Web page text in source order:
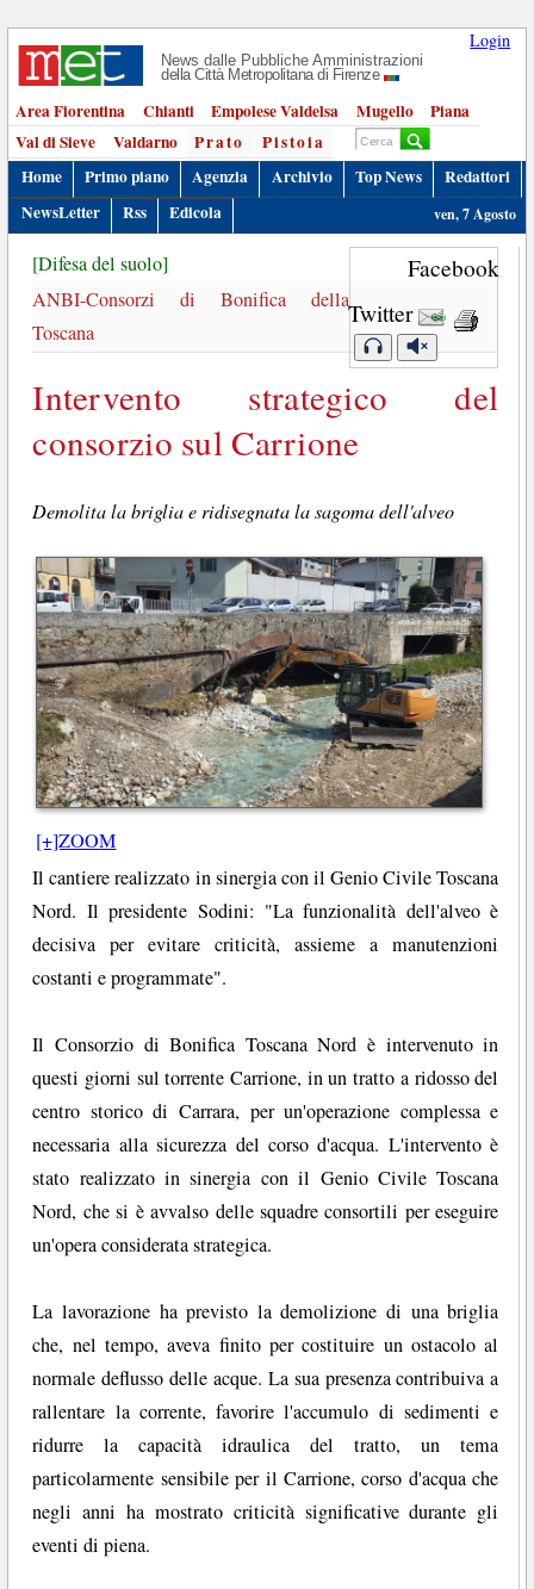
Login
News dalle Pubbliche Amministrazioni
della Città Metropolitana di Firenze
Area Fiorentina Chianti Empolese Valdelsa Mugello
Piana
Val di Sieve
Valdarno Prato
Pistoia
Home
Primo piano Agenzia Archivio Top News
Redattori
NewsLetter
Rss Edicola ven, 7 Agosto
Facebook
Twitter
[Difesa del suolo]
ANBI-Consorzi di Bonifica della
Toscana
Intervento strategico del
consorzio sul Carrione
Demolita la briglia e ridisegnata la sagoma dell'alveo
[+]ZOOM
Il cantiere realizzato in sinergia con il Genio Civile Toscana
Nord. Il presidente Sodini: "La funzionalità dell'alveo è
decisiva per evitare criticità, assieme a manutenzioni
costanti e programmate".
Il Consorzio di Bonifica Toscana Nord è intervenuto in
questi giorni sul torrente Carrione, in un tratto a ridosso del
centro storico di Carrara, per un'operazione complessa e
necessaria alla sicurezza del corso d'acqua. L'intervento è
stato realizzato in sinergia con il Genio Civile Toscana
Nord, che si è avvalso delle squadre consortili per eseguire
un'opera considerata strategica.
La lavorazione ha previsto la demolizione di una briglia
che, nel tempo, aveva finito per costituire un ostacolo al
normale deflusso delle acque. La sua presenza contribuiva a
rallentare la corrente, favorire l'accumulo di sedimenti e
ridurre la capacità idraulica del tratto, un tema
particolarmente sensibile per il Carrione, corso d'acqua che
negli anni ha mostrato criticità significative durante gli
eventi di piena.